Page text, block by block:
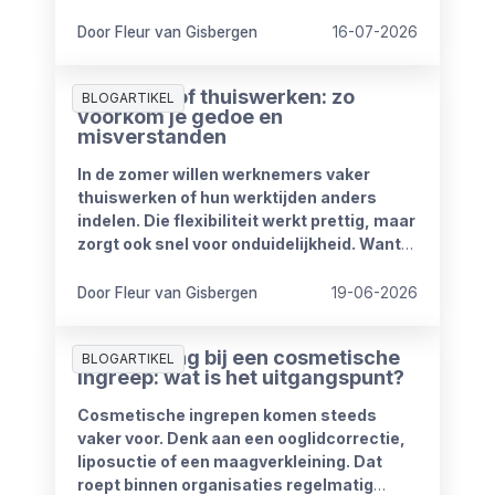
kabinet heeft plannen om de
Door Fleur van Gisbergen 16-07-2026
BLOGARTIKEL
Zomerproof thuiswerken: zo
voorkom je gedoe en
misverstanden
In de zomer willen werknemers vaker
thuiswerken of hun werktijden anders
indelen. Die flexibiliteit werkt prettig, maar
zorgt ook snel voor onduidelijkheid. Want
iemand bereikbaar? En hoe blijft het werk
Door Fleur van Gisbergen 19-06-2026
BLOGARTIKEL
Ziekmelding bij een cosmetische
ingreep: wat is het uitgangspunt?
Cosmetische ingrepen komen steeds
vaker voor. Denk aan een ooglidcorrectie,
liposuctie of een maagverkleining. Dat
roept binnen organisaties regelmatig